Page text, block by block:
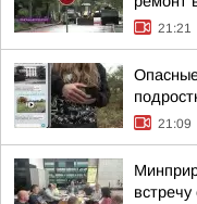
21:21
21:09